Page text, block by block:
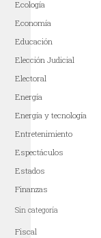
Ecología
Economía
Educación
Elección Judicial
Electoral
Energía
Energía y tecnología
Entretenimiento
Espectáculos
Estados
Finanzas
Sin categoría
Fiscal